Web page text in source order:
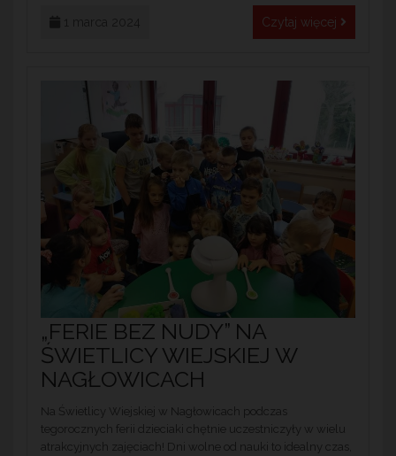
Czytaj więcej
„FERIE BEZ NUDY” NA
ŚWIETLICY WIEJSKIEJ W
NAGŁOWICACH
Na Świetlicy Wiejskiej w Nagłowicach podczas
tegorocznych ferii dzieciaki chętnie uczestniczyły w wielu
atrakcyjnych zajęciach! Dni wolne od nauki to idealny czas,